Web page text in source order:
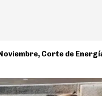
Corte de